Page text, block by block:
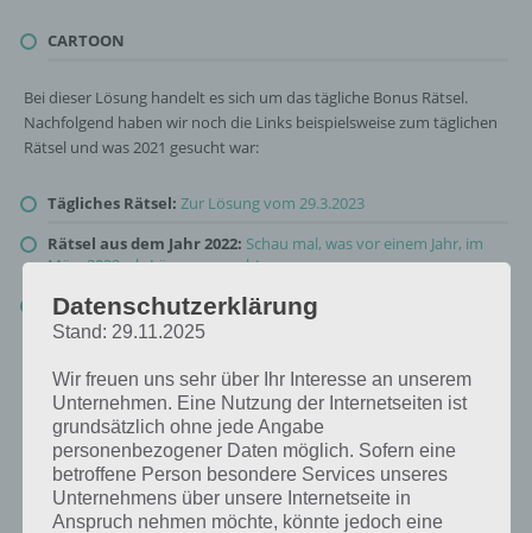
CARTOON
Bei dieser Lösung handelt es sich um das tägliche Bonus Rätsel.
Nachfolgend haben wir noch die Links beispielsweise zum täglichen
Rätsel und was 2021 gesucht war:
Tägliches Rätsel: Zur Lösung vom 29.3.2023
Rätsel aus dem Jahr 2022: Schau mal, was vor einem Jahr, im
März 2022, als Lösung gesucht war
Zur Übersicht :4 Bilder 1 Wort Lösungen zu Farbenfrohe Welt im
März 2023!
Datenschutzerklärung
Stand: 29.11.2025
Wir freuen uns sehr über Ihr Interesse an unserem
Unternehmen. Eine Nutzung der Internetseiten ist
grundsätzlich ohne jede Angabe
personenbezogener Daten möglich. Sofern eine
betroffene Person besondere Services unseres
Unternehmens über unsere Internetseite in
Anspruch nehmen möchte, könnte jedoch eine